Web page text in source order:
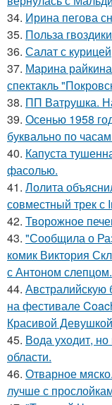
34. Ирина пегова
35. Польза
36. Салат с
37. Марина
спектакль
38. ПП Ватрушка.
39. Осенью 1958
буквально по
40. Капуста
фасолью.
41. Лолита
совместный трек с
42. Творожное
43. "Сообщила о
комик Виктория
с Антоном слепцом.
44. Австралийскую
на фестивале
Красивой
45. Вода уходит,
области.
46. Отварное
лучше с